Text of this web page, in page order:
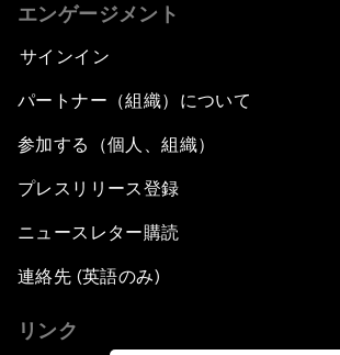
エンゲージメント
サインイン
パートナー（組織）について
参加する（個人、組織）
プレスリリース登録
ニュースレター購読
連絡先 (英語のみ)
リンク